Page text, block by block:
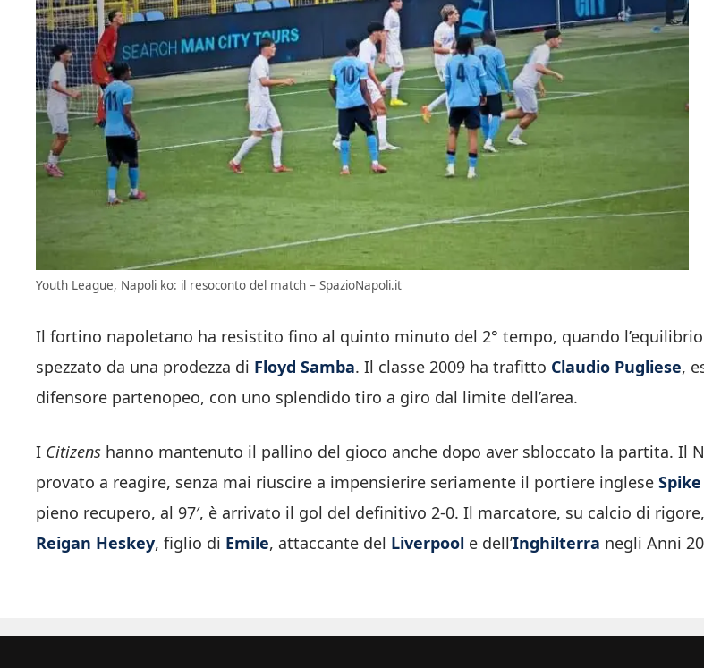
Youth League, Napoli ko: il resoconto del match – SpazioNapoli.it
Il fortino napoletano ha resistito fino al quinto minuto del 2° tempo, quando
spezzato da una prodezza di Floyd Samba. Il classe 2009 ha trafitto Claudio Pugliese,
difensore partenopeo, con uno splendido tiro a giro dal limite dell’area.
I Citizens hanno mantenuto il pallino del gioco anche dopo aver sbloccato la partita. Il
provato a reagire, senza mai riuscire a impensierire seriamente il portiere inglese
pieno recupero, al 97′, è arrivato il gol del definitivo 2-0. Il marcatore, su calcio di
Reigan Heskey, figlio di Emile, attaccante del Liverpool e dell’Inghilterra negli Anni